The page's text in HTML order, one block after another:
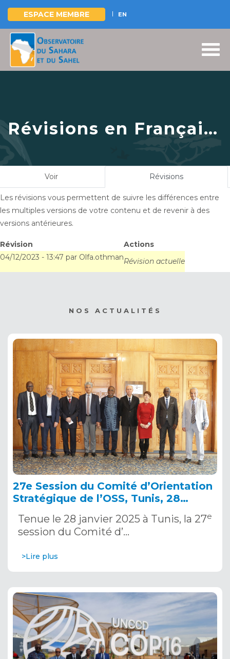
Aller
contenu
ESPACE MEMBRE EN
Révisions en Français
pour
Side event sur la
finance climat à la
COP28
Voir Révisions(onglet
Les révisions vous permettent de suivre les différences entre
les multiples versions de votre contenu et de revenir à des
versions antérieures.
Révision
Actions
04/12/2023 - 13:47 par Olfa.othmanRévision actuelle
NOS ACTUALITÉS
27e Session du Comité d’Orientation
Stratégique de l’OSS, Tunis, 28
Tenue le 28 janvier 2025 à Tunis, la 27e
session du Comité d’…
>Lire plus